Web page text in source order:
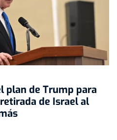
plan de Trump para
de Israel al